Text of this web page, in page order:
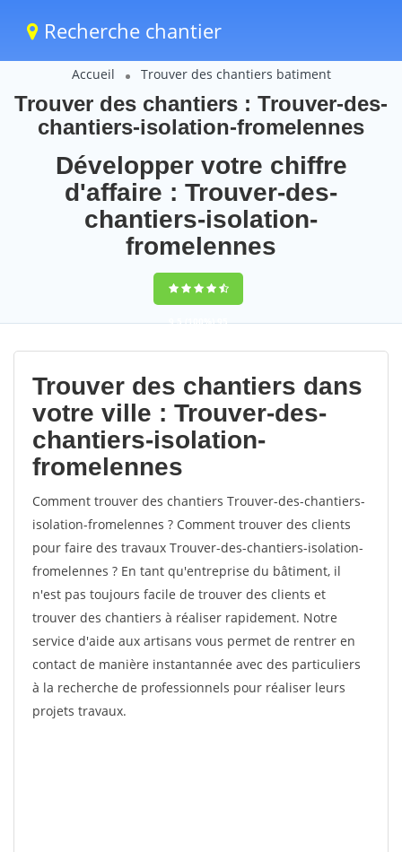
Recherche chantier
Accueil Trouver des chantiers batiment
Trouver des chantiers : Trouver-des-
chantiers-isolation-fromelennes
Développer votre chiffre
d'affaire : Trouver-des-
chantiers-isolation-
fromelennes
9,5(100%)95
votes
Trouver des chantiers dans
votre ville : Trouver-des-
chantiers-isolation-
fromelennes
Comment trouver des chantiers Trouver-des-chantiers-
isolation-fromelennes ? Comment trouver des clients
pour faire des travaux Trouver-des-chantiers-isolation-
fromelennes ? En tant qu'entreprise du bâtiment, il
n'est pas toujours facile de trouver des clients et
trouver des chantiers à réaliser rapidement. Notre
service d'aide aux artisans vous permet de rentrer en
contact de manière instantannée avec des particuliers
à la recherche de professionnels pour réaliser leurs
projets travaux.